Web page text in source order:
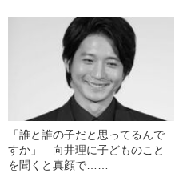
「誰と誰の子だと思ってるんで
すか」 向井理に子どものこと
を聞くと真顔で……